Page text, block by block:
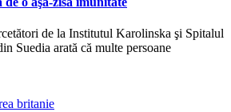
de la Institutul Karolinska şi Spitalul
Suedia arată că multe persoane